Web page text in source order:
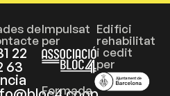
de
22
63
Impulsat
per
Formada
Edifici
rehabilitat
i cedit
per